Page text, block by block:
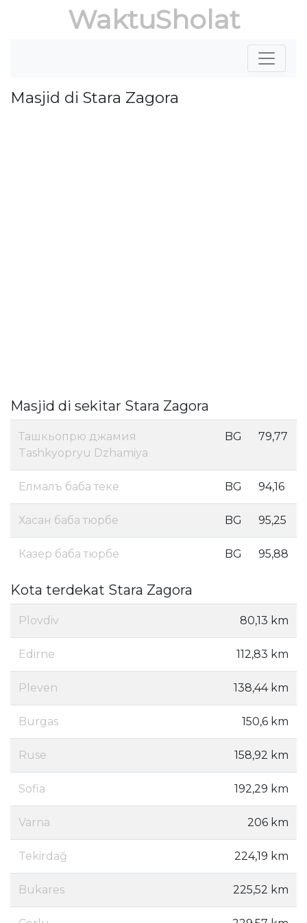
WaktuSholat
Masjid di Stara Zagora
Masjid di sekitar Stara Zagora
Ташкьопрю джамия
Tashkyopryu Dzhamiya
BG 79,77
Елмалъ баба теке BG 94,16
Хасан баба тюрбе BG 95,25
Казер баба тюрбе BG 95,88
Kota terdekat Stara Zagora
Plovdiv 80,13 km
Edirne 112,83 km
Pleven 138,44 km
Burgas 150,6 km
Ruse 158,92 km
Sofia 192,29 km
Varna 206 km
Tekirdağ 224,19 km
Bukares 225,52 km